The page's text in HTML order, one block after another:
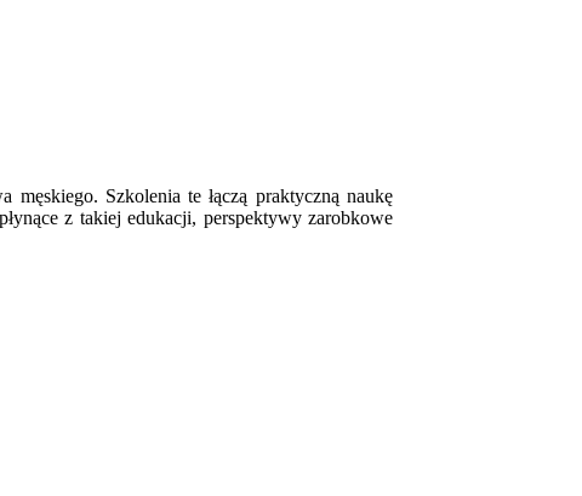
Szkolenia te łączą praktyczną naukę
z takiej edukacji, perspektywy zarobkowe